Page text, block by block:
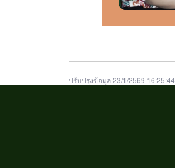
ปรับปรุงข้อมูล 23/1/2569 16:25:44